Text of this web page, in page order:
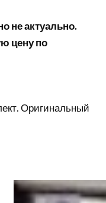
не актуально.
цену по
Оригинальный